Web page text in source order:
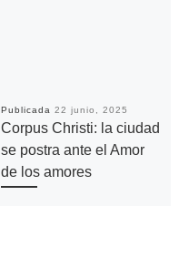
Publicada 22 junio, 2025
Corpus Christi: la ciudad
se postra ante el Amor
de los amores